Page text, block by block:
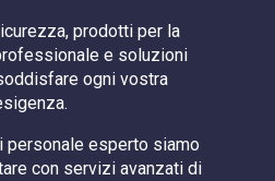
prodotti per la
e soluzioni
ogni vostra
personale esperto siamo
con servizi avanzati di